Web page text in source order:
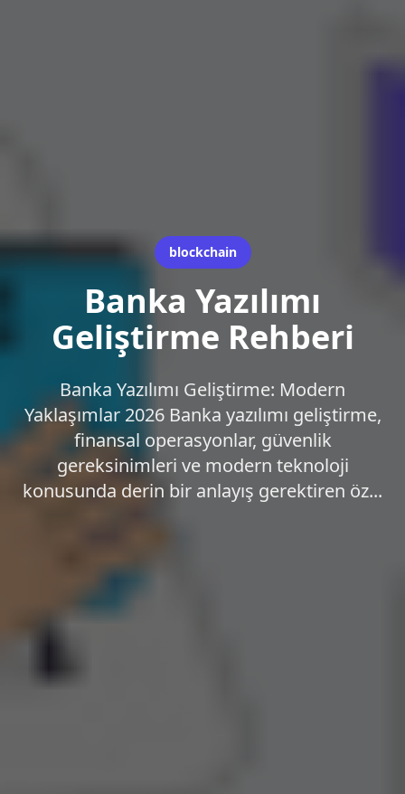
blockchain
Banka Yazılımı
Geliştirme Rehberi
Banka Yazılımı Geliştirme: Modern
Yaklaşımlar 2026 Banka yazılımı geliştirme,
finansal operasyonlar, güvenlik
gereksinimleri ve modern teknoloji
konusunda derin bir anlayış gerektiren öz...